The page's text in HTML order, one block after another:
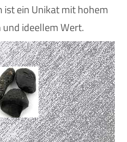
ist ein Unikat mit hohem
ideellem Wert.